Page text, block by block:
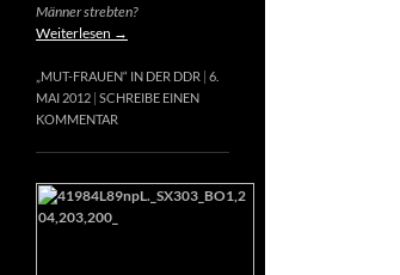
Männer strebten?
Weiterlesen →
„MUT-FRAUEN“ IN DER DDR 6.
MAI 2012 SCHREIBE EINEN
KOMMENTAR